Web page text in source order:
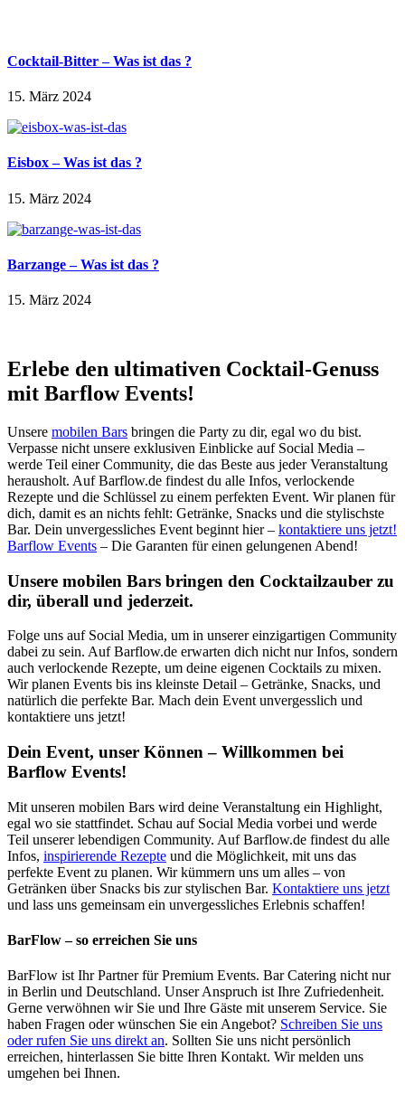
Cocktail-Bitter – Was ist das ?
15. März 2024
Eisbox – Was ist das ?
15. März 2024
Barzange – Was ist das ?
15. März 2024
Erlebe den ultimativen Cocktail-Genuss
mit Barflow Events!
Unsere mobilen Bars bringen die Party zu dir, egal wo du bist.
Verpasse nicht unsere exklusiven Einblicke auf Social Media –
werde Teil einer Community, die das Beste aus jeder Veranstaltung
herausholt. Auf Barflow.de findest du alle Infos, verlockende
Rezepte und die Schlüssel zu einem perfekten Event. Wir planen für
dich, damit es an nichts fehlt: Getränke, Snacks und die stylischste
Bar. Dein unvergessliches Event beginnt hier – kontaktiere uns jetzt!
Barflow Events – Die Garanten für einen gelungenen Abend!
Unsere mobilen Bars bringen den Cocktailzauber zu
dir, überall und jederzeit.
Folge uns auf Social Media, um in unserer einzigartigen Community
dabei zu sein. Auf Barflow.de erwarten dich nicht nur Infos, sondern
auch verlockende Rezepte, um deine eigenen Cocktails zu mixen.
Wir planen Events bis ins kleinste Detail – Getränke, Snacks, und
natürlich die perfekte Bar. Mach dein Event unvergesslich und
kontaktiere uns jetzt!
Dein Event, unser Können – Willkommen bei
Barflow Events!
Mit unseren mobilen Bars wird deine Veranstaltung ein Highlight,
egal wo sie stattfindet. Schau auf Social Media vorbei und werde
Teil unserer lebendigen Community. Auf Barflow.de findest du alle
Infos, inspirierende Rezepte und die Möglichkeit, mit uns das
perfekte Event zu planen. Wir kümmern uns um alles – von
Getränken über Snacks bis zur stylischen Bar. Kontaktiere uns jetzt
und lass uns gemeinsam ein unvergessliches Erlebnis schaffen!
BarFlow – so erreichen Sie uns
BarFlow ist Ihr Partner für Premium Events. Bar Catering nicht nur
in Berlin und Deutschland. Unser Anspruch ist Ihre Zufriedenheit.
Gerne verwöhnen wir Sie und Ihre Gäste mit unserem Service. Sie
haben Fragen oder wünschen Sie ein Angebot? Schreiben Sie uns
oder rufen Sie uns direkt an. Sollten Sie uns nicht persönlich
erreichen, hinterlassen Sie bitte Ihren Kontakt. Wir melden uns
umgehen bei Ihnen.